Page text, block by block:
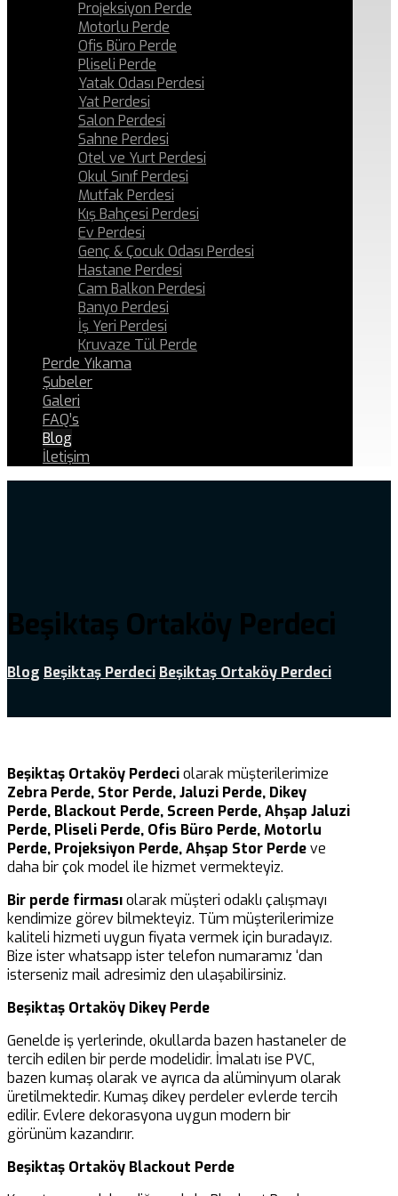
Projeksiyon Perde
Motorlu Perde
Ofis Büro Perde
Pliseli Perde
Yatak Odası Perdesi
Yat Perdesi
Salon Perdesi
Sahne Perdesi
Otel ve Yurt Perdesi
Okul Sınıf Perdesi
Mutfak Perdesi
Kış Bahçesi Perdesi
Ev Perdesi
Genç & Çocuk Odası Perdesi
Hastane Perdesi
Cam Balkon Perdesi
Banyo Perdesi
İş Yeri Perdesi
Kruvaze Tül Perde
Perde Yıkama
Şubeler
Galeri
FAQ’s
Blog
İletişim
Beşiktaş Ortaköy Perdeci
Blog Beşiktaş Perdeci Beşiktaş Ortaköy Perdeci
Beşiktaş Ortaköy Perdeciolarak müşterilerimize
Zebra Perde, Stor Perde, Jaluzi Perde, Dikey
Perde, Blackout Perde, Screen Perde, Ahşap Jaluzi
Perde, Pliseli Perde, Ofis Büro Perde, Motorlu
Perde, Projeksiyon Perde, Ahşap Stor Perdeve
daha bir çok model ile hizmet vermekteyiz.
Bir perde firmasıolarak müşteri odaklı çalışmayı
kendimize görev bilmekteyiz. Tüm müşterilerimize
kaliteli hizmeti uygun fiyata vermek için buradayız.
Bize ister whatsapp ister telefon numaramız ‘dan
isterseniz mail adresimiz den ulaşabilirsiniz.
Beşiktaş Ortaköy Dikey Perde
Genelde iş yerlerinde, okullarda bazen hastaneler de
tercih edilen bir perde modelidir. İmalatı ise PVC,
bazen kumaş olarak ve ayrıca da alüminyum olarak
üretilmektedir. Kumaş dikey perdeler evlerde tercih
edilir. Evlere dekorasyona uygun modern bir
görünüm kazandırır.
Beşiktaş Ortaköy Blackout Perde